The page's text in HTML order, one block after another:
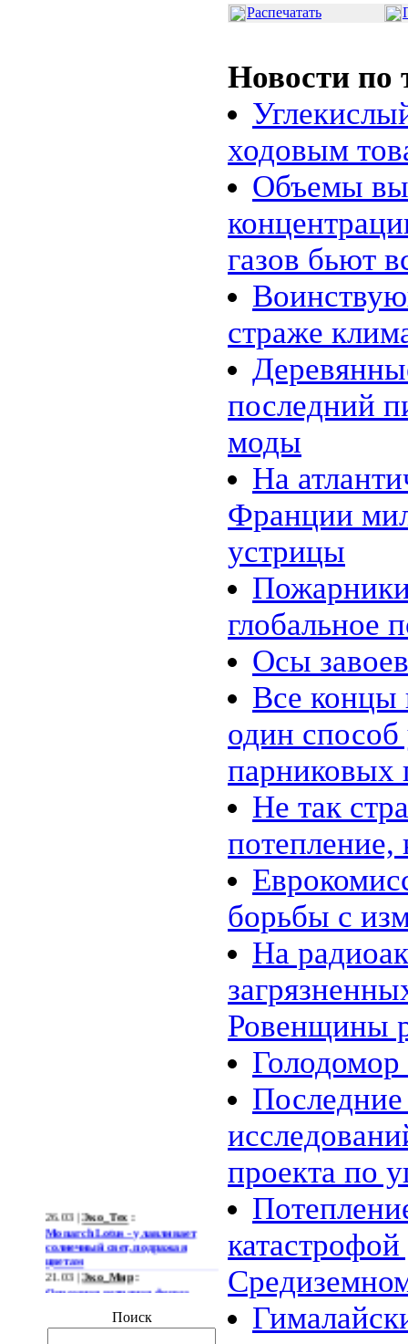
Monarch Lotus - улавливает
солнечный свет, подражая
цветам
21.03 |Эко_Мир
Огромная ветряная ферма
позволит Южной Корее
отказаться от импорта энергии
19.03 |Эко_Мир:
Поиск
Распечатать
Новости по
ходовым
Объемы
газов бьют
страже
последний
моды
На
Франции
устрицы
глобальное
Осы
Все концы
один способ
парниковых
Не так
потепление,
борьбы с
На
Ровенщины
Последние
проекта по